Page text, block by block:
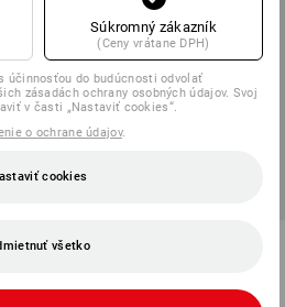
S7S bezpečnostná obuv e.s.
Súkromný zákazník
(Ceny vrátane DPH)
účinnosťou do budúcnosti odvolať
zásadách ochrany osobných údajov. Svoj
v časti „Nastaviť cookies“.
o ochrane údajov.
cookies
všetko